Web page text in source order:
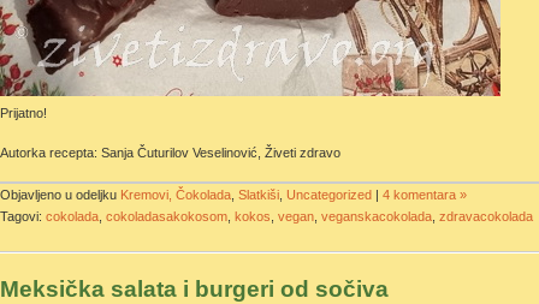
Prijatno!
Autorka recepta: Sanja Čuturilov Veselinović, Živeti zdravo
Objavljeno u odeljku Kremovi, Čokolada Slatkiši Uncategorized | 4 komentara »
Tagovi: cokolada cokoladasakokosom kokos vegan veganskacokolada zdravacokolada
Meksička salata i burgeri od sočiva